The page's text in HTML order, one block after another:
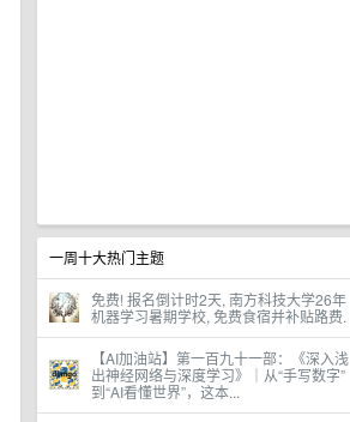
一周十大热门主题
免费! 报名倒计时2天, 南方科技大学26年
机器学习暑期学校, 免费食宿并补贴路费.
【AI加油站】第一百九十一部：《深入浅
出神经网络与深度学习》｜从“手写数字”
到“AI看懂世界”，这本...